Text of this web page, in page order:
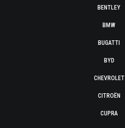
BENTLEY
BMW
BUGATTI
BYD
CHEVROLET
CITROËN
CUPRA